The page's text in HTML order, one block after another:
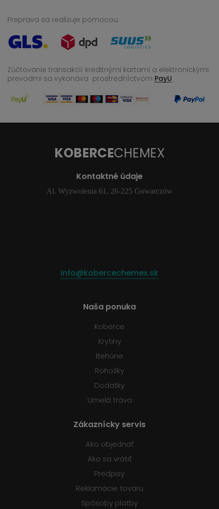
Preprava sa realizuje pomocou:
Zúčtovanie transakcií kreditnými kartami a elektronickými
prevodmi sa vykonáva prostredníctvom PayU
KOBERCECHEMEX
Kontaktné údaje
Al. Wyzwolenia 61, 26-225 Gowarczów
info@kobercechemex.sk
Naša ponuka
Koberce
Krytiny
Behúne
Rohožky
Dodatky
Umelá tráva
Zákaznícky servis
Ako objednať
Ako sa vrátiť
Predpisy
Reklamácie tovaru
Spôsoby platby